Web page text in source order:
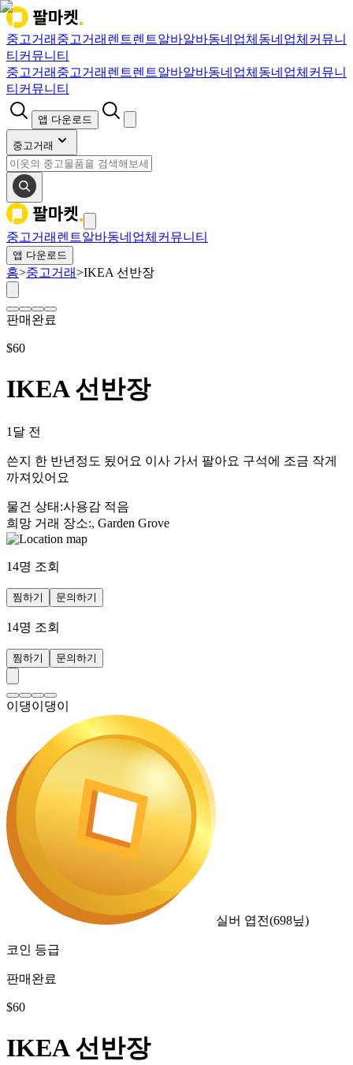
중고거래 중고거래 렌트렌트알바알바동네업체 동네업체 커뮤니
티 커뮤니티
중고거래 중고거래 렌트렌트알바알바동네업체 동네업체 커뮤니
티 커뮤니티
앱 다운로드
중고거래
중고거래 렌트알바동네업체 커뮤니티
앱 다운로드
홈>중고거래>IKEA 선반장
판매완료
$60
IKEA 선반장
1달 전
쓴지 한 반년정도 됬어요 이사 가서 팔아요 구석에 조금 작게
까져있어요
물건 상태 :사용감 적음
희망 거래 장소:, Garden Grove
14명 조회
찜하기 문의하기
14명 조회
찜하기 문의하기
이댕이댕이
실버 엽전(698닢)
코인 등급
판매완료
$60
IKEA 선반장